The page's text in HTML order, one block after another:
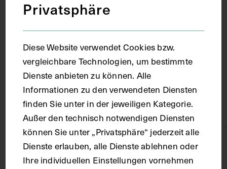
Wien
Material
Technik
Privatsphäre
Diese Website verwendet Cookies bzw.
vergleichbare Technologien, um bestimmte
Dienste anbieten zu können. Alle
Informationen zu den verwendeten Diensten
finden Sie unter in der jeweiligen Kategorie.
Außer den technisch notwendigen Diensten
können Sie unter „Privatsphäre“ jederzeit alle
Dienste erlauben, alle Dienste ablehnen oder
Ihre individuellen Einstellungen vornehmen